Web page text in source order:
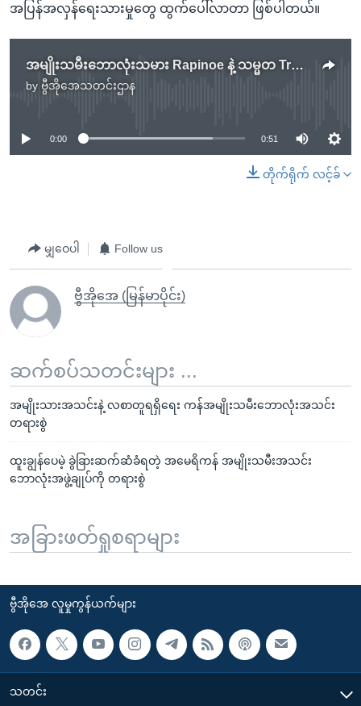
အပြန်အလှန်ရေးသားမှုတွေ ထွက်ပေါ်လာတာ ဖြစ်ပါတယ်။
အမျိုးသမီးဘောလုံးသမား Rapinoe နဲ့ သမ္မတ Trump တို့ Twitter ပေါ်မှာ အပြန်အလှန်
by ဗွီအိုအေသတင်းဌာန
No media source currently available
0:00 0:51
တိုက်ရိုက် လင့်ခ်
မျှဝေပါ Follow us
ဗွီအိုအေ (မြန်မာပိုင်း)
ဆက်စပ်သတင်းများ ...
အမျိုးသားအသင်းနဲ့ လစာတူရရှိရေး ကန်အမျိုးသမီးဘောလုံးအသင်း
တရားစွဲ
ထူးချွန်ပေမဲ့ ခွဲခြားဆက်ဆံခံရတဲ့ အမေရိကန် အမျိုးသမီးအသင်း
ဘောလုံးအဖွဲ့ချုပ်ကို တရားစွဲ
အခြားဖတ်ရှုစရာများ
ဗွီအိုအေ လူမှုကွန်ယက်များ
သတင်း